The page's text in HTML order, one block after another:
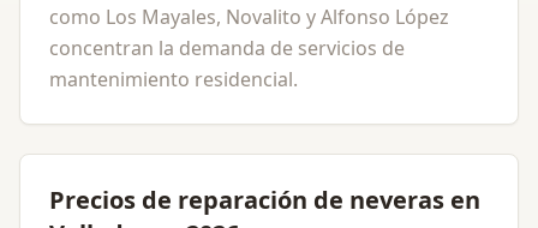
como Los Mayales, Novalito y Alfonso López
concentran la demanda de servicios de
mantenimiento residencial.
Precios de reparación de neveras en